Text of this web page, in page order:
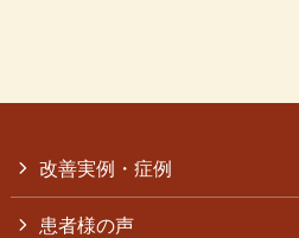
改善実例・症例
患者様の声